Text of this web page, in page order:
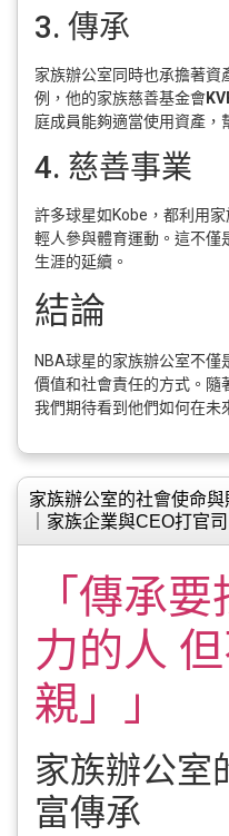
3. 傳承
家族辦公室同時也承擔著資
例，他的家族慈善基金會
庭成員能夠適當使用資產，
4. 慈善事業
許多球星如Kobe，都利用
輕人參與體育運動。這不僅
生涯的延續。
結論
NBA球星的家族辦公室不
價值和社會責任的方式。隨
我們期待看到他們如何在未
家族辦公室的社會使命
｜家族企業與CEO打官
「傳承
力的人
親」」
家族辦公室
富傳承